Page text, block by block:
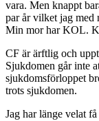
vara. Men knappt
par år vilket jag med
Min mor har KOL.
CF är ärftlig och
Sjukdomen går inte
sjukdomsförloppet
trots sjukdomen.
Jag har länge velat